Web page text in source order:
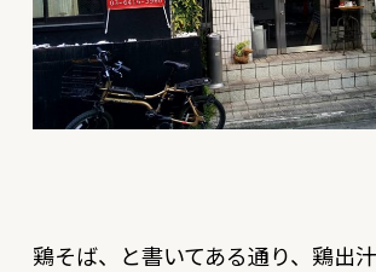
鶏そば、と書いてある通り、鶏出